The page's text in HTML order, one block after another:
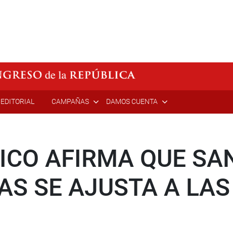
EDITORIAL CAMPAÑAS DAMOS CUENTA
AFIRMA QUE
SE AJUSTA A